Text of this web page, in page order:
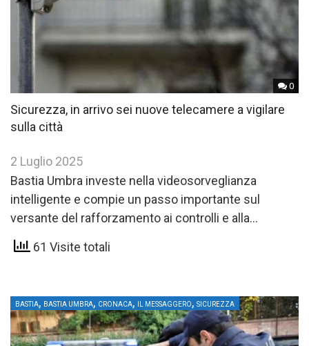
0
Sicurezza, in arrivo sei nuove telecamere a vigilare
sulla città
2 Luglio 2025
Bastia Umbra investe nella videosorveglianza
intelligente e compie un passo importante sul
versante del rafforzamento ai controlli e alla
sicurezza urbana
61 Visite totali
BASTIA, BASTIA UMBRA, CRONACA, IL MESSAGGERO, SICUREZZA